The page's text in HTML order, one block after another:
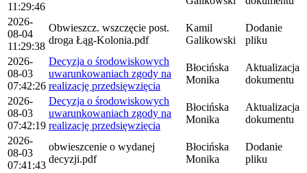
11:29:46
2026-
08-04
11:29:38
Obwieszcz. wszczęcie post.
droga Łąg-Kolonia.pdf
Kamil
Galikowski
Dodanie
pliku
2026-
08-03
07:42:26
Decyzja o środowiskowych
uwarunkowaniach zgody na
realizację przedsięwzięcia
Błocińska
Monika
Aktualizacja
dokumentu
2026-
08-03
07:42:19
Decyzja o środowiskowych
uwarunkowaniach zgody na
realizację przedsięwzięcia
Błocińska
Monika
Aktualizacja
dokumentu
2026-
08-03
07:41:43
obwieszcenie o wydanej
decyzji.pdf
Błocińska
Monika
Dodanie
pliku